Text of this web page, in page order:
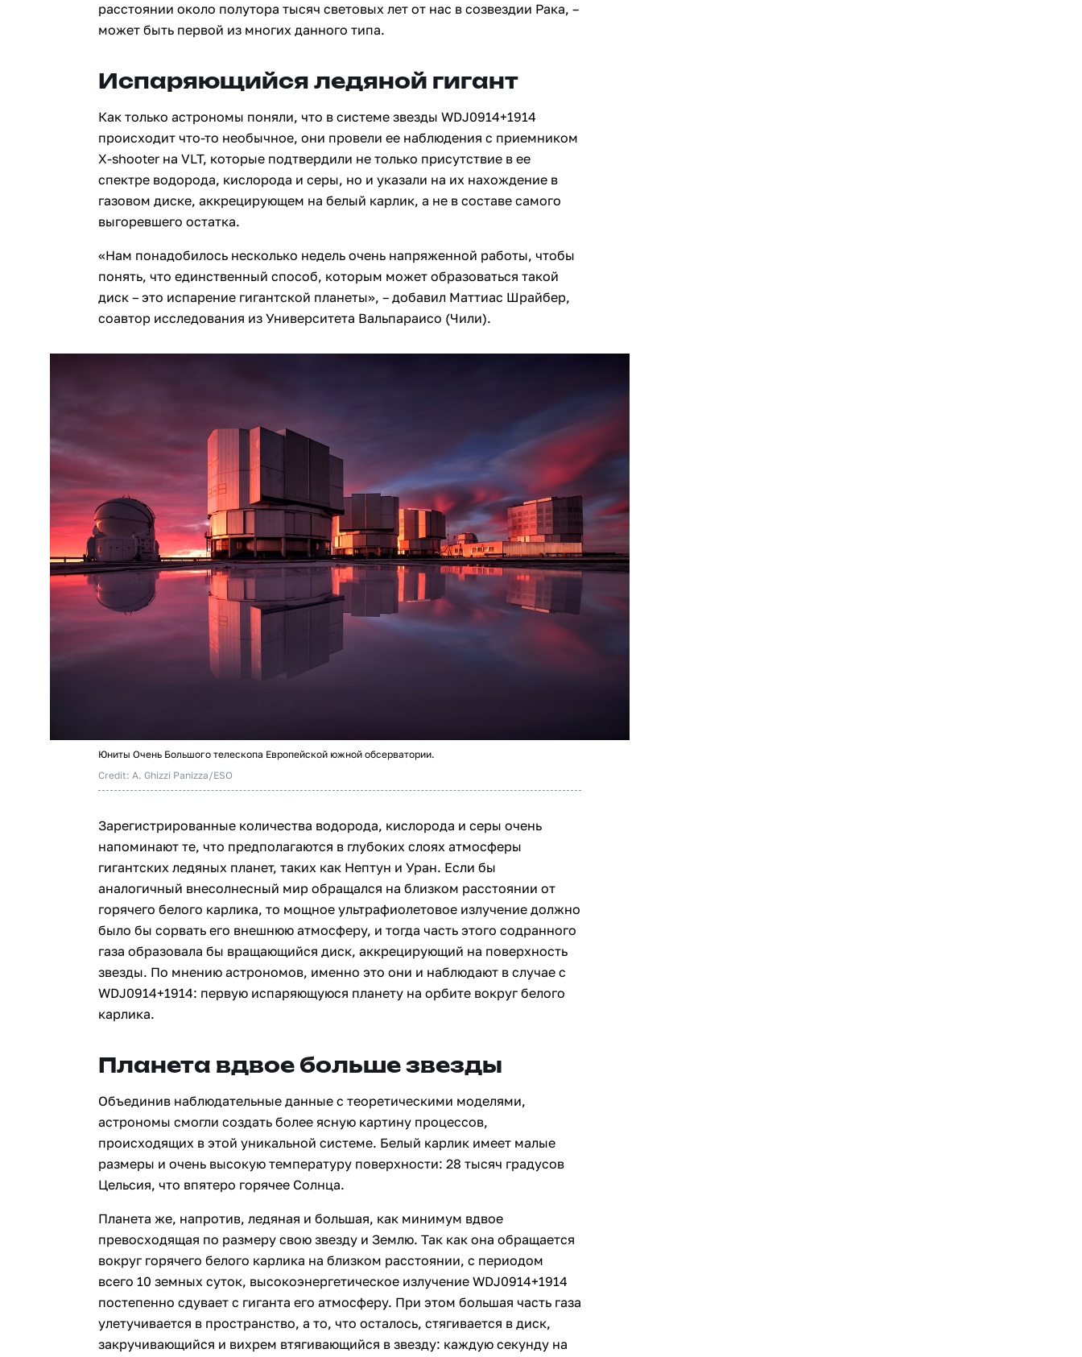
расстоянии около полутора тысяч световых лет от нас в созвездии Рака, –
может быть первой из многих данного типа.
Испаряющийся ледяной гигант
Как только астрономы поняли, что в системе звезды WDJ0914+1914
происходит что-то необычное, они провели ее наблюдения с приемником
X-shooter на VLT, которые подтвердили не только присутствие в ее
спектре водорода, кислорода и серы, но и указали на их нахождение в
газовом диске, аккрецирующем на белый карлик, а не в составе самого
выгоревшего остатка.
«Нам понадобилось несколько недель очень напряженной работы, чтобы
понять, что единственный способ, которым может образоваться такой
диск – это испарение гигантской планеты», – добавил Маттиас Шрайбер,
соавтор исследования из Университета Вальпараисо (Чили).
Юниты Очень Большого телескопа Европейской южной обсерватории.
Credit: A. Ghizzi Panizza/ESO
Зарегистрированные количества водорода, кислорода и серы очень
напоминают те, что предполагаются в глубоких слоях атмосферы
гигантских ледяных планет, таких как Нептун и Уран. Если бы
аналогичный внесолнесный мир обращался на близком расстоянии от
горячего белого карлика, то мощное ультрафиолетовое излучение должно
было бы сорвать его внешнюю атмосферу, и тогда часть этого содранного
газа образовала бы вращающийся диск, аккрецирующий на поверхность
звезды. По мнению астрономов, именно это они и наблюдают в случае с
WDJ0914+1914: первую испаряющуюся планету на орбите вокруг белого
карлика.
Планета вдвое больше звезды
Объединив наблюдательные данные с теоретическими моделями,
астрономы смогли создать более ясную картину процессов,
происходящих в этой уникальной системе. Белый карлик имеет малые
размеры и очень высокую температуру поверхности: 28 тысяч градусов
Цельсия, что впятеро горячее Солнца.
Планета же, напротив, ледяная и большая, как минимум вдвое
превосходящая по размеру свою звезду и Землю. Так как она обращается
вокруг горячего белого карлика на близком расстоянии, с периодом
всего 10 земных суток, высокоэнергетическое излучение WDJ0914+1914
постепенно сдувает с гиганта его атмосферу. При этом большая часть газа
улетучивается в пространство, а то, что осталось, стягивается в диск,
закручивающийся и вихрем втягивающийся в звезду: каждую секунду на